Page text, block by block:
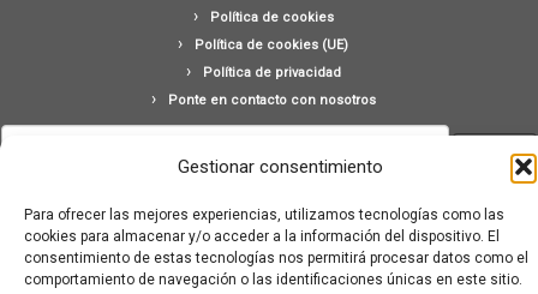
Gestionar consentimiento
Para ofrecer las mejores experiencias, utilizamos tecnologías como las
cookies para almacenar y/o acceder a la información del dispositivo. El
consentimiento de estas tecnologías nos permitirá procesar datos como el
comportamiento de navegación o las identificaciones únicas en este sitio.
Política de cookies
Política de cookies (UE)
Política de privacidad
Ponte en contacto con nosotros